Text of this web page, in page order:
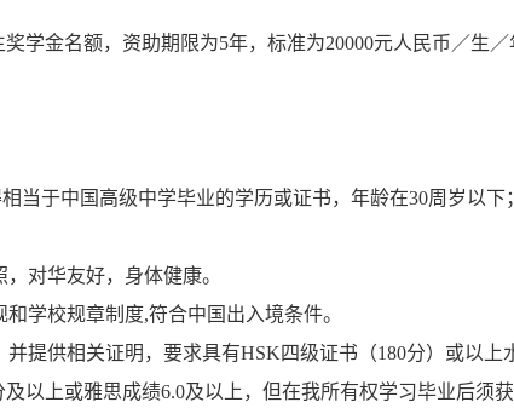
学金名额，资助期限为5年，标准为20000元人民币／生
当于中国高级中学毕业的学历或证书，年龄在30周岁以下；
对华友好，身体健康。
和学校规章制度,符合中国出入境条件。
提供相关证明，要求具有HSK四级证书（180分）或以上
及以上或雅思成绩6.0及以上，但在我所有权学习毕业后须